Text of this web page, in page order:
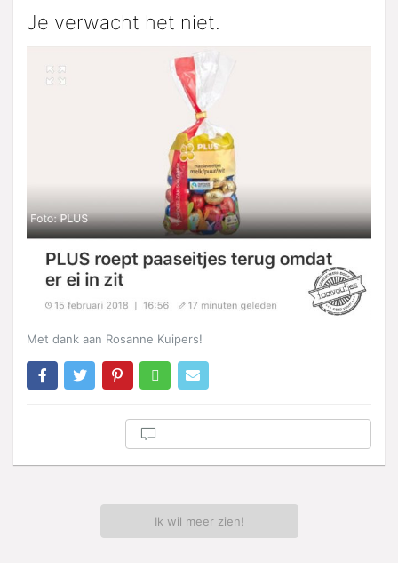
Je verwacht het niet.
Met dank aan Rosanne Kuipers!
Ik wil meer zien!